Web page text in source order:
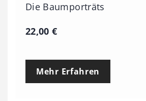
Die Baumporträts
22,00€
Mehr Erfahren